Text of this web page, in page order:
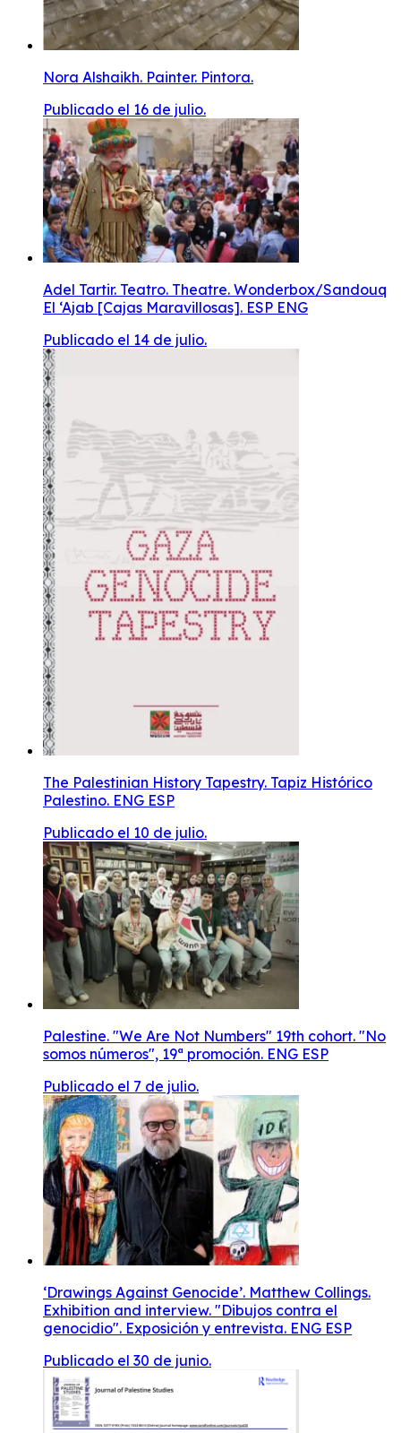
Nora Alshaikh. Painter. Pintora.
Publicado el 16 de julio.
Adel Tartir. Teatro. Theatre. Wonderbox/Sandouq
El ‘Ajab [Cajas Maravillosas]. ESP ENG
Publicado el 14 de julio.
The Palestinian History Tapestry. Tapiz Histórico
Palestino. ENG ESP
Publicado el 10 de julio.
Palestine. "We Are Not Numbers" 19th cohort. "No
somos números", 19ª promoción. ENG ESP
Publicado el 7 de julio.
‘Drawings Against Genocide’. Matthew Collings.
Exhibition and interview. "Dibujos contra el
genocidio". Exposición y entrevista. ENG ESP
Publicado el 30 de junio.